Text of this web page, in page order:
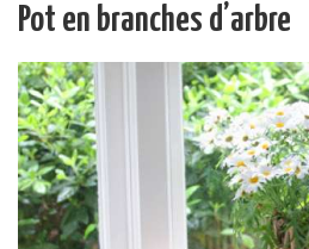
Pot en branches d’arbre